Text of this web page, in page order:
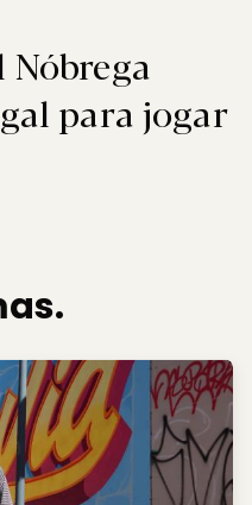
Nóbrega
para jogar